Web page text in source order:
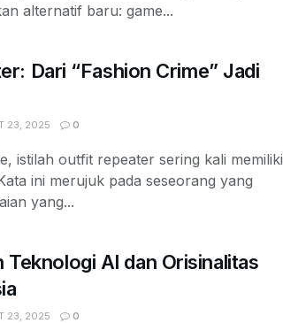
alternatif baru: game...
Dari “Fashion Crime” Jadi
23, 2025 0
istilah outfit repeater sering kali memiliki
ini merujuk pada seseorang yang
yang...
Teknologi AI dan Orisinalitas
23, 2025 0